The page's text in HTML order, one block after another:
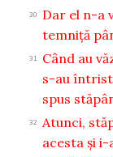
30
Dar el n-a
temniţă
31
Când au
s-au
spus
32
Atunci,
acesta şi i-